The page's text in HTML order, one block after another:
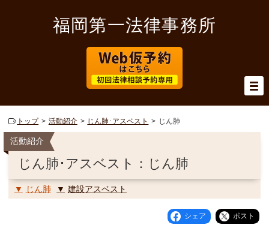
福岡第一法律事務所
トップ 活動紹介 じん肺･アスベスト じん肺
活動紹介
じん肺･アスベスト：じん肺
じん肺 建設アスベスト
シェア ポスト